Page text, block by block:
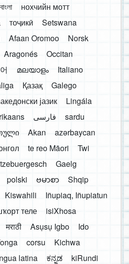
বাংলা
нохчийн мотт
тоҷикӣ
Setswana
Afaan Oromoo
Norsk
Aragonés
Occitan
മലയാളം
Italiano
Қазақ
Galego
јазик
Lingála
فارسی
sardu
Akan
azərbaycan
te reo Māori
Twi
Gaelg
polski ဗမာစာ
Shqip
Kiswahili
Iñupiaq, Iñupiatun
теле
isiXhosa
मराठी Asụsụ Igbo
Ido
corsu
Kichwa
latina ಕನ್ನಡ
kiRundi